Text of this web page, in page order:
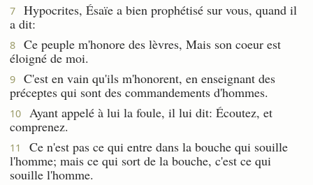
7
Hypocrites, Ésaïe a bien prophétisé sur vous, quand il
a dit:
8
Ce peuple m'honore des lèvres, Mais son coeur est
éloigné de moi.
9
C'est en vain qu'ils m'honorent, en enseignant des
préceptes qui sont des commandements d'hommes.
10
Ayant appelé à lui la foule, il lui dit: Écoutez, et
comprenez.
11
Ce n'est pas ce qui entre dans la bouche qui souille
l'homme; mais ce qui sort de la bouche, c'est ce qui
souille l'homme.